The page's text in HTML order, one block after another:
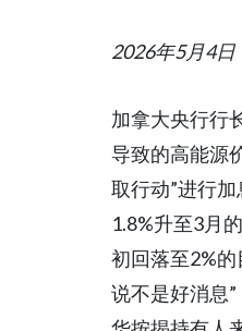
2026年5月4日
加拿大央行行
导致的高能源
取行动”进行
1.8%升至3月
初回落至2%
说不是好消息